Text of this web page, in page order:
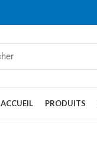
ACCUEIL PRODUITS